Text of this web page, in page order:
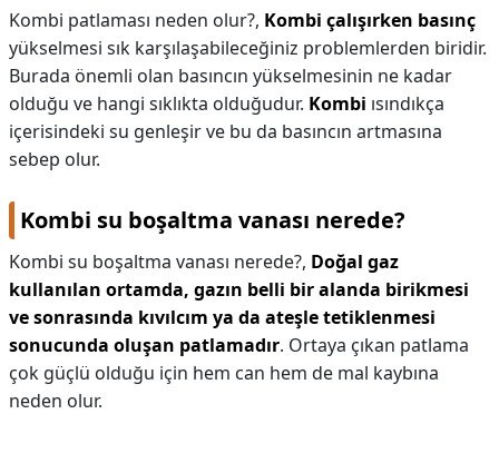
Kombi patlaması neden olur?, Kombi çalışırken basınç
yükselmesi sık karşılaşabileceğiniz problemlerden biridir.
Burada önemli olan basıncın yükselmesinin ne kadar
olduğu ve hangi sıklıkta olduğudur. Kombi ısındıkça
içerisindeki su genleşir ve bu da basıncın artmasına
sebep olur.
Kombi su boşaltma vanası nerede?
Kombi su boşaltma vanası nerede?, Doğal gaz
kullanılan ortamda, gazın belli bir alanda birikmesi
ve sonrasında kıvılcım ya da ateşle tetiklenmesi
sonucunda oluşan patlamadır. Ortaya çıkan patlama
çok güçlü olduğu için hem can hem de mal kaybına
neden olur.